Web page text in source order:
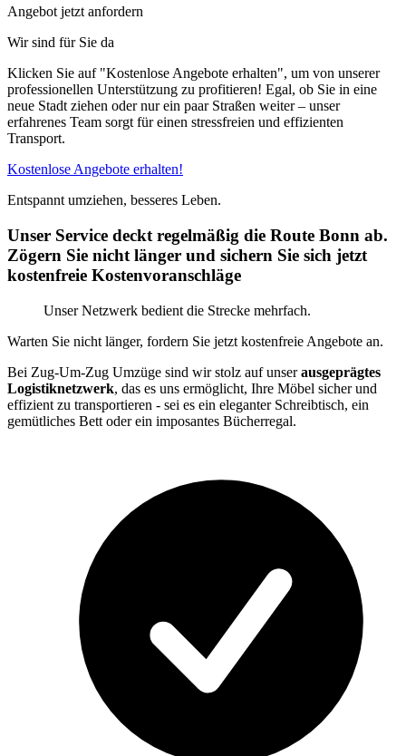
Angebot jetzt anfordern
Wir sind für Sie da
Klicken Sie auf "Kostenlose Angebote erhalten", um von unserer
professionellen Unterstützung zu profitieren! Egal, ob Sie in eine
neue Stadt ziehen oder nur ein paar Straßen weiter – unser
erfahrenes Team sorgt für einen stressfreien und effizienten
Transport.
Kostenlose Angebote erhalten!
Entspannt umziehen, besseres Leben.
Unser Service deckt regelmäßig die Route Bonn ab.
Zögern Sie nicht länger und sichern Sie sich jetzt
kostenfreie Kostenvoranschläge
Unser Netzwerk bedient die Strecke mehrfach.
Warten Sie nicht länger, fordern Sie jetzt kostenfreie Angebote an.
Bei Zug-Um-Zug Umzüge sind wir stolz auf unserausgeprägtes
Logistiknetzwerk, das es uns ermöglicht, Ihre Möbel sicher und
effizient zu transportieren - sei es ein eleganter Schreibtisch, ein
gemütliches Bett oder ein imposantes Bücherregal.